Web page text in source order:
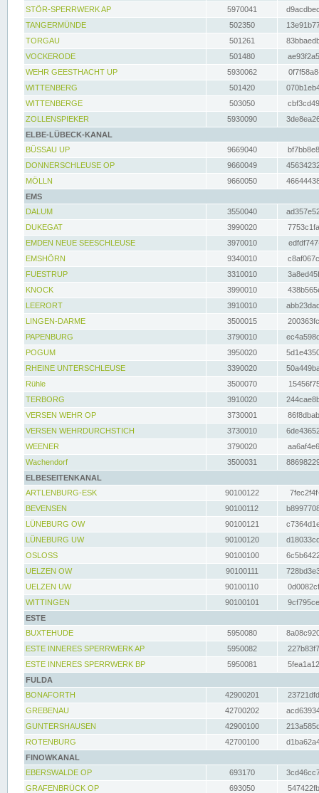
STÖR-SPERRWERK AP 5970041
TANGERMÜNDE
502350
TORGAU
501261
VOCKERODE
501480
WEHR GEESTHACHT UP
5930062
WITTENBERG
501420
WITTENBERGE
503050
ZOLLENSPIEKER
5930090
ELBE-LÜBECK-KANAL
BÜSSAU UP
9669040
DONNERSCHLEUSE OP
9660049
MÖLLN
9660050
EMS
DALUM
3550040
DUKEGAT
3990020
EMDEN NEUE SEESCHLEUSE
3970010
EMSHÖRN
9340010
FUESTRUP
3310010
KNOCK
3990010
LEERORT
3910010
LINGEN-DARME
3500015
PAPENBURG
3790010
POGUM
3950020
RHEINE UNTERSCHLEUSE
3390020
Rühle
3500070
TERBORG
3910020
VERSEN WEHR OP
3730001
VERSEN WEHRDURCHSTICH
3730010
WEENER
3790020
Wachendorf
3500031
ELBESEITENKANAL
ARTLENBURG-ESK
90100122
BEVENSEN
90100112
LÜNEBURG OW
90100121
LÜNEBURG UW
90100120
OSLOSS
90100100
UELZEN OW
90100111
UELZEN UW
90100110
WITTINGEN
90100101
ESTE
BUXTEHUDE
5950080
ESTE INNERES SPERRWERK AP
5950082
ESTE INNERES SPERRWERK BP
5950081
FULDA
BONAFORTH
42900201
GREBENAU
42700202
GUNTERSHAUSEN
42900100
ROTENBURG
42700100
FINOWKANAL
EBERSWALDE OP
693170
GRAFENBRÜCK OP
693050